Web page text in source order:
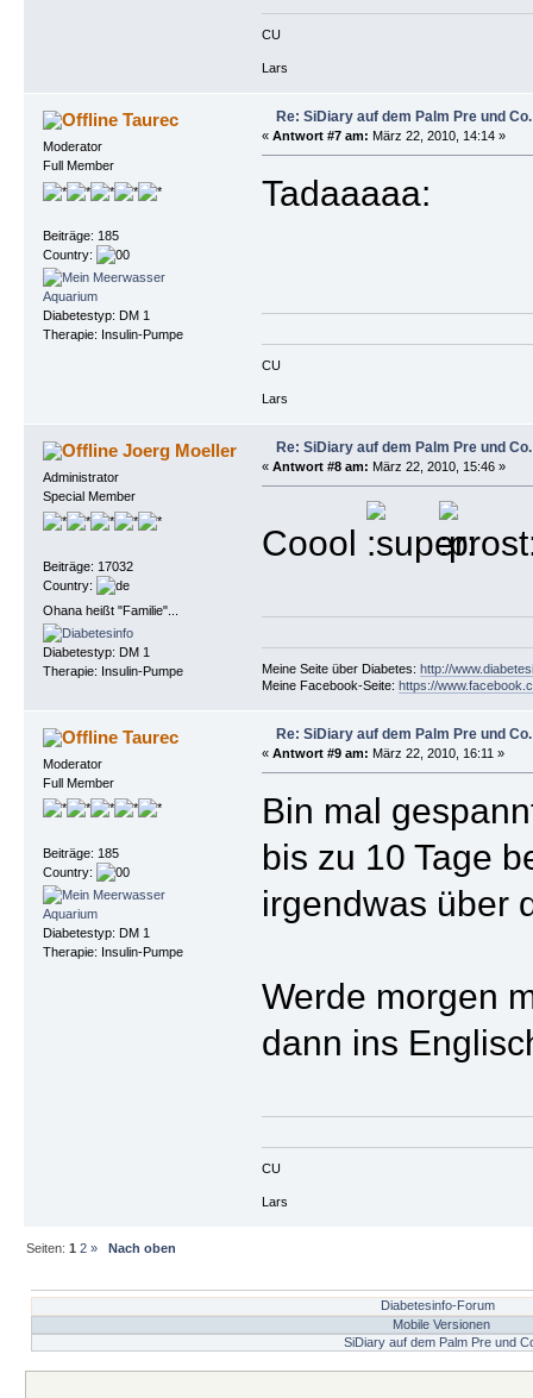
CU
Lars
Taurec
Moderator
Full Member
Beiträge: 185
Country:
Diabetestyp: DM 1
Therapie: Insulin-Pumpe
Re: SiDiary auf dem Palm Pre und Co.
« Antwort #7 am: März 22, 2010, 14:14 »
Tadaaaaa:
CU
Lars
Joerg Moeller
Administrator
Special Member
Beiträge: 17032
Country:
Ohana heißt "Familie"...
Diabetestyp: DM 1
Therapie: Insulin-Pumpe
Re: SiDiary auf dem Palm Pre und Co.
« Antwort #8 am: März 22, 2010, 15:46 »
Coool
Meine Seite über Diabetes: http://
Meine Facebook-Seite: https://
Taurec
Moderator
Full Member
Beiträge: 185
Country:
Diabetestyp: DM 1
Therapie: Insulin-Pumpe
Re: SiDiary auf dem Palm Pre und Co.
« Antwort #9 am: März 22, 2010, 16:11 »
Bin mal
bis zu 10 Tage
irgendwas über
Werde morgen
dann ins
CU
Lars
Seiten:1 2 » Nach oben
Diabetesinfo-Forum
Mobile Versionen
SiDiary auf dem Palm Pre und